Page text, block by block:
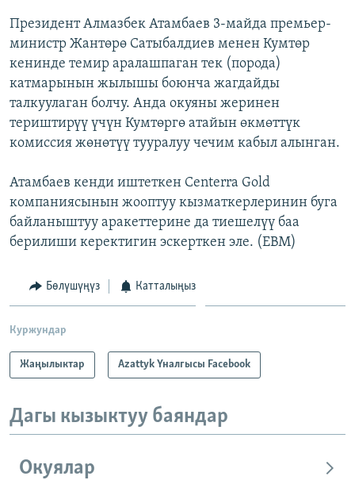
Президент Алмазбек Атамбаев 3-майда премьер-
министр Жантөрө Сатыбалдиев менен Кумтөр
кенинде темир аралашпаган тек (порода)
катмарынын жылышы боюнча жагдайды
талкуулаган болчу. Анда окуяны жеринен
териштирүү үчүн Кумтөргө атайын өкмөттүк
комиссия жөнөтүү тууралуу чечим кабыл алынган.
Атамбаев кенди иштеткен Centerra Gold
компаниясынын жооптуу кызматкерлеринин буга
байланыштуу аракеттерине да тиешелүү баа
берилиши керектигин эскерткен эле. (EBM)
Бөлүшүңүз Катталыңыз
Куржундар
Жаңылыктар Azattyk Үналгысы Facebook
Дагы кызыктуу баяндар
Окуялар